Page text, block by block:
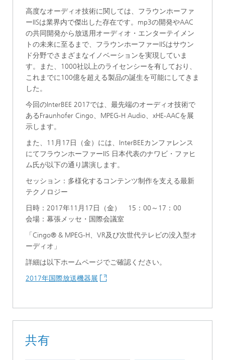
高度なオーディオ技術に関しては、フラウンホーファ
ーIISは業界内で傑出した存在です。mp3の開発やAAC
の共同開発から放送用オーディオ・エンターテイメン
トの未来に至るまで、フラウンホーファーIISはサウン
ド分野でさまざまなイノベーションを実現していま
す。また、1000社以上のライセンシーを有しており、
これまでに100億を超える製品の誕生を可能にしてきま
した。
今回のInterBEE 2017では、最先端のオーディオ技術で
あるFraunhofer Cingo、MPEG-H Audio、xHE-AACを展
示します。
また、11月17日（金）には、InterBEEカンファレンス
にてフラウンホーファーIIS 日本代表のナワビ・ファヒ
ム氏が以下の通り講演します。
セッション：多様化するコンテンツ制作を支える最新
テクノロジー
日時：2017年11月17日（金） 15：00～17：00
会場：幕張メッセ・国際会議室
「Cingo® & MPEG-H、VR及び次世代テレビの没入型オ
ーディオ」
詳細は以下ホームページでご確認ください。
2017年国際放送機器展
共有